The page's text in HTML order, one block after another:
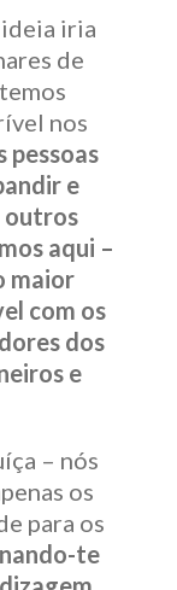
ideia iria
de
nos
pessoas
e
outros
aqui –
maior
com os
dos
e
– nós
os
para os
te